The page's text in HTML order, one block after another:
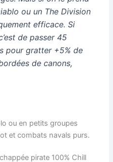
ou un The Division
efficace. Si
de passer 45
pour gratter +5% de
de canons,
ou en petits groupes
et combats navals purs.
pirate 100% Chill